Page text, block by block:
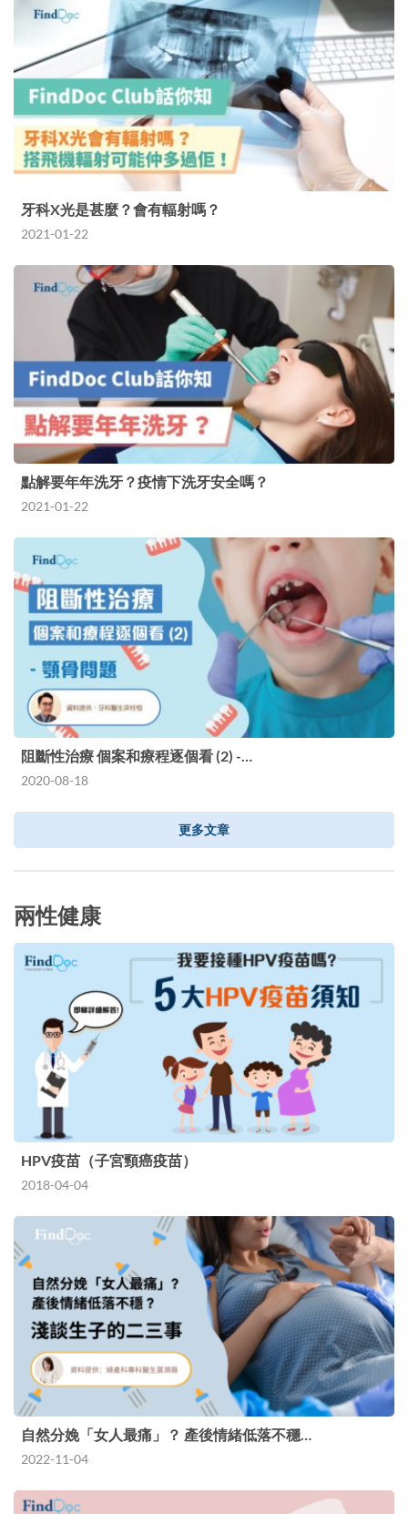
牙科X光是甚麼？會有輻射嗎？
2021-01-22
點解要年年洗牙？疫情下洗牙安全嗎？
2021-01-22
阻斷性治療 個案和療程逐個看 (2) -…
2020-08-18
更多文章
兩性健康
HPV疫苗（子宮頸癌疫苗）
2018-04-04
自然分娩「女人最痛」？ 產後情緒低落不穩…
2022-11-04